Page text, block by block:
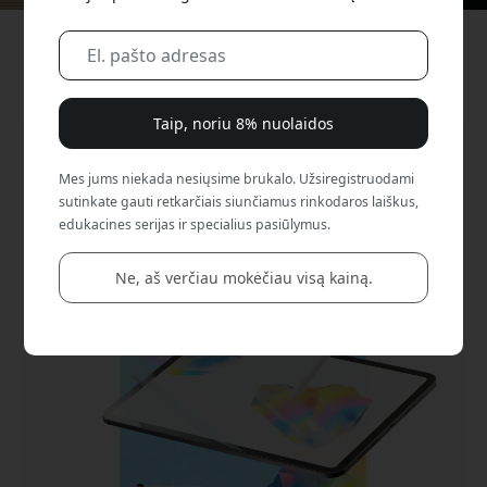
Greitas pristatymas | 30 dienų atviras pirkimas | Saugi
elektroninė prekyba iš oficialios parduotuvės
Taip, noriu 8% nuolaidos
Mes jums niekada nesiųsime brukalo. Užsiregistruodami
sutinkate gauti retkarčiais siunčiamus rinkodaros laiškus,
edukacines serijas ir specialius pasiūlymus.
Ne, aš verčiau mokėčiau visą kainą.